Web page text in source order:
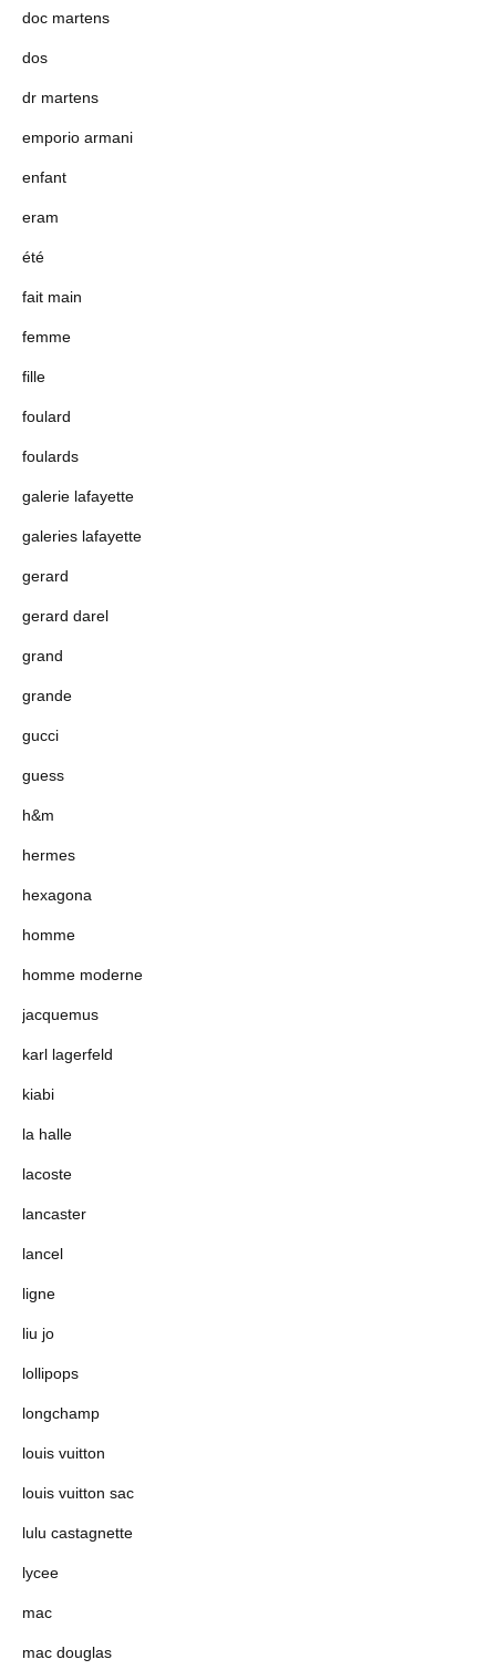
doc martens
dos
dr martens
emporio armani
enfant
eram
été
fait main
femme
fille
foulard
foulards
galerie lafayette
galeries lafayette
gerard
gerard darel
grand
grande
gucci
guess
h&m
hermes
hexagona
homme
homme moderne
jacquemus
karl lagerfeld
kiabi
la halle
lacoste
lancaster
lancel
ligne
liu jo
lollipops
longchamp
louis vuitton
louis vuitton sac
lulu castagnette
lycee
mac
mac douglas